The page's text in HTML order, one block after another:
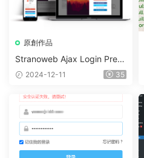
原創作品
Stranoweb Ajax Login Premi
um v2.0.7
2024-12-11 35